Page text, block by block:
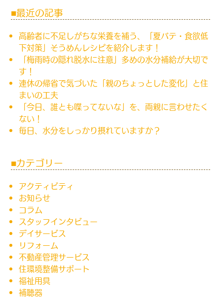
最近の記事
高齢者に不足しがちな栄養を補う、「夏バテ・食欲低
下対策」そうめんレシピを紹介します！
「梅雨時の隠れ脱水に注意」多めの水分補給が大切で
す！
連休の帰省で気づいた「親のちょっとした変化」と住
まいの工夫
「今日、誰とも喋ってないな」を、両親に言わせたく
ない！
毎日、水分をしっかり摂れていますか？
カテゴリー
アクティビティ
お知らせ
コラム
スタッフインタビュー
デイサービス
リフォーム
不動産管理サービス
住環境整備サポート
福祉用具
補聴器